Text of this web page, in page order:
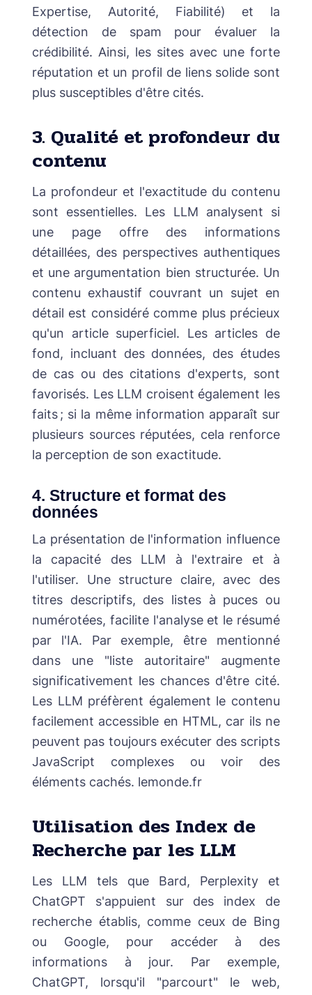
Expertise, Autorité, Fiabilité) et la
détection de spam pour évaluer la
crédibilité. Ainsi, les sites avec une forte
réputation et un profil de liens solide sont
plus susceptibles d'être cités.
3. Qualité et profondeur du
contenu
La profondeur et l'exactitude du contenu
sont essentielles. Les LLM analysent si
une page offre des informations
détaillées, des perspectives authentiques
et une argumentation bien structurée. Un
contenu exhaustif couvrant un sujet en
détail est considéré comme plus précieux
qu'un article superficiel. Les articles de
fond, incluant des données, des études
de cas ou des citations d'experts, sont
favorisés. Les LLM croisent également les
faits ; si la même information apparaît sur
plusieurs sources réputées, cela renforce
la perception de son exactitude.
4. Structure et format des
données
La présentation de l'information influence
la capacité des LLM à l'extraire et à
l'utiliser. Une structure claire, avec des
titres descriptifs, des listes à puces ou
numérotées, facilite l'analyse et le résumé
par l'IA. Par exemple, être mentionné
dans une "liste autoritaire" augmente
significativement les chances d'être cité.
Les LLM préfèrent également le contenu
facilement accessible en HTML, car ils ne
peuvent pas toujours exécuter des scripts
JavaScript complexes ou voir des
éléments cachés. lemonde.fr
Utilisation des Index de
Recherche par les LLM
Les LLM tels que Bard, Perplexity et
ChatGPT s'appuient sur des index de
recherche établis, comme ceux de Bing
ou Google, pour accéder à des
informations à jour. Par exemple,
ChatGPT, lorsqu'il "parcourt" le web,